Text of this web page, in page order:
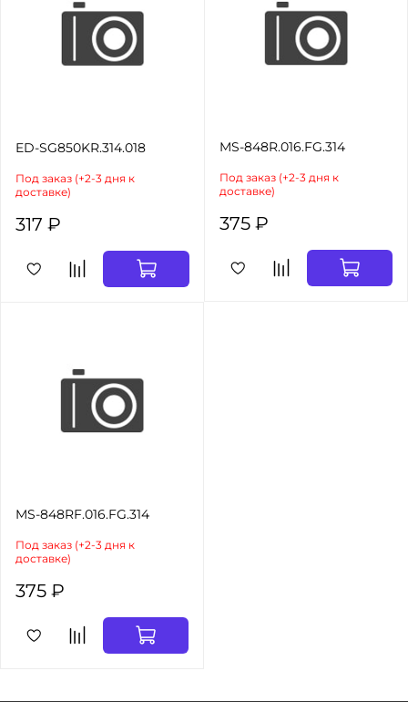
ED-SG850KR.314.018
Под заказ (+2-3 дня к
доставке)
317 ₽
MS-848R.016.FG.314
Под заказ (+2-3 дня к
доставке)
375 ₽
MS-848RF.016.FG.314
Под заказ (+2-3 дня к
доставке)
375 ₽